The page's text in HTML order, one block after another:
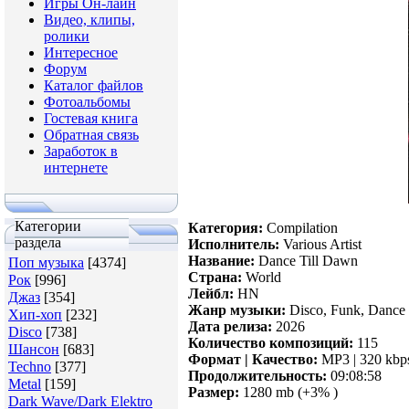
Игры Он-лайн
Видео, клипы,
ролики
Интересное
Форум
Каталог файлов
Фотоальбомы
Гостевая книга
Обратная связь
Заработок в
интернете
Категории
раздела
Поп музыка [4374]
Рок [996]
Джаз [354]
Хип-хоп [232]
Disco [738]
Шансон [683]
Techno [377]
Metal [159]
Dark Wave/Dark Elektro
Категория: Compilation
Исполнитель: Various Artist
Название: Dance Till Dawn
Страна: World
Лейбл: HN
Жанр музыки: Disco, Funk, Dance
Дата релиза: 2026
Количество композиций: 115
Формат | Качество: MP3 | 320
Продолжительность: 09:08:58
Размер: 1280 mb (+3% )